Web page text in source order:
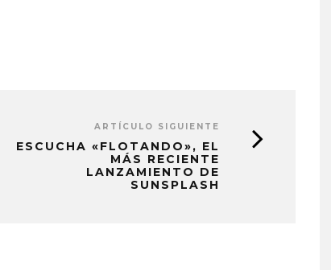
ARTÍCULO SIGUIENTE
ESCUCHA «FLOTANDO», EL
MÁS RECIENTE
LANZAMIENTO DE
SUNSPLASH